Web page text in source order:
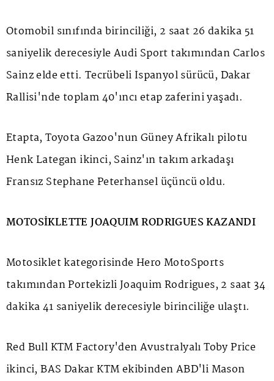
Otomobil sınıfında birinciliği, 2 saat 26 dakika 51
saniyelik derecesiyle Audi Sport takımından Carlos
Sainz elde etti. Tecrübeli İspanyol sürücü, Dakar
Rallisi'nde toplam 40'ıncı etap zaferini yaşadı.
Etapta, Toyota Gazoo'nun Güney Afrikalı pilotu
Henk Lategan ikinci, Sainz'ın takım arkadaşı
Fransız Stephane Peterhansel üçüncü oldu.
MOTOSİKLETTE JOAQUIM RODRIGUES KAZANDI
Motosiklet kategorisinde Hero MotoSports
takımından Portekizli Joaquim Rodrigues, 2 saat 34
dakika 41 saniyelik derecesiyle birinciliğe ulaştı.
Red Bull KTM Factory'den Avustralyalı Toby Price
ikinci, BAS Dakar KTM ekibinden ABD'li Mason